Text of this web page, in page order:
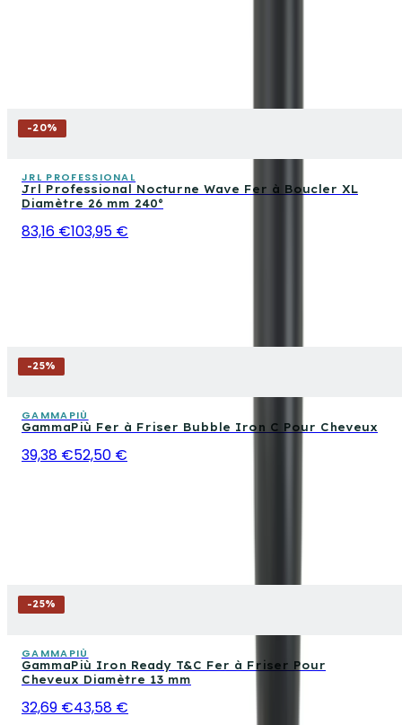
-20%
JRL PROFESSIONAL
Jrl Professional Nocturne Wave Fer à Boucler XL
Diamètre 26 mm 240°
83,16 €103,95 €
-25%
GAMMAPIÙ
GammaPiù Fer à Friser Bubble Iron C Pour Cheveux
39,38 €52,50 €
-25%
GAMMAPIÙ
GammaPiù Iron Ready T&C Fer à Friser Pour
Cheveux Diamètre 13 mm
32,69 €43,58 €